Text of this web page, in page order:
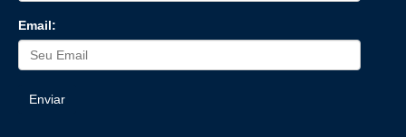
Email:
Enviar